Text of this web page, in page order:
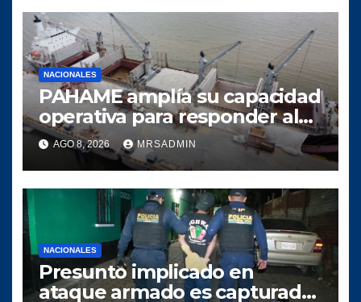
NACIONALES
PAHAME amplía su capacidad
operativa para responder al
crecimiento del comercio
marítimo
AGO 8, 2026 MRSADMIN
NACIONALES
Presunto implicado en
ataque armado es capturado